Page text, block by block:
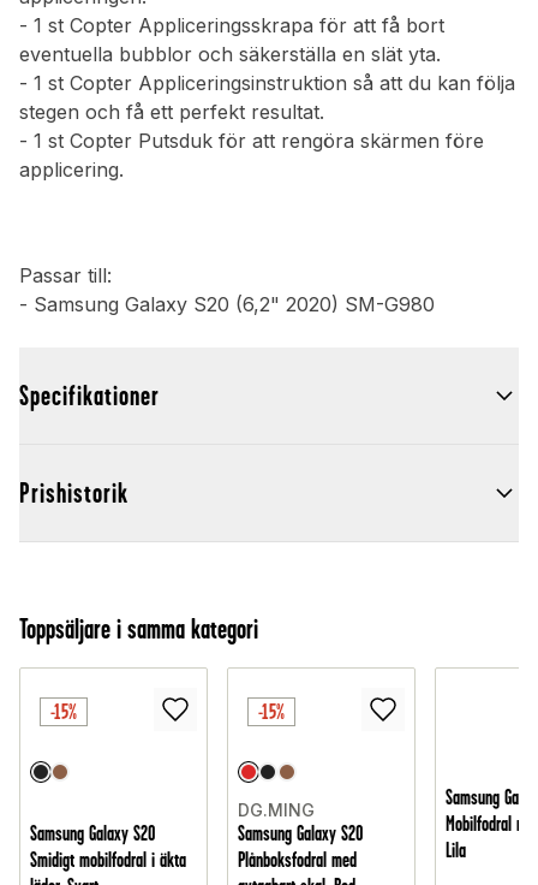
- 1 st Copter Appliceringsskrapa för att få bort
eventuella bubblor och säkerställa en slät yta.
- 1 st Copter Appliceringsinstruktion så att du kan följa
stegen och få ett perfekt resultat.
- 1 st Copter Putsduk för att rengöra skärmen före
applicering.
Passar till:
- Samsung Galaxy S20 (6,2" 2020) SM-G980
Specifikationer
Prishistorik
Toppsäljare i samma kategori
-15%
Samsung Galaxy S20
Smidigt mobilfodral i äkta
-15%
DG.MING
Samsung Galaxy S20
Plånboksfodral med
Samsung
Mobilfodral
Lila